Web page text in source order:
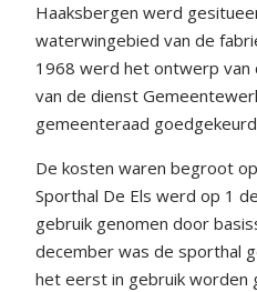
Haaksbergen werd
waterwingebied van de
1968 werd het ontwerp
van de dienst
gemeenteraad
De kosten waren begroot
Sporthal De Els werd op 1
gebruik genomen door
december was de sporthal
het eerst in gebruik worden